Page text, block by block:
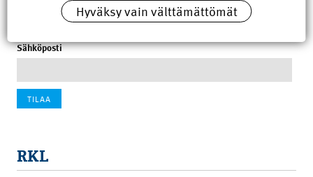
Tilaa uutiskirje
Sähköposti
RKL
Hyväksy vain välttämättömät